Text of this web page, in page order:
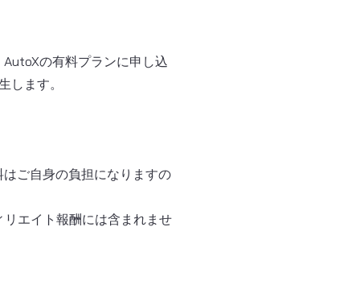
の有料プランに申し込
します。
ご自身の負担になりますの
エイト報酬には含まれませ